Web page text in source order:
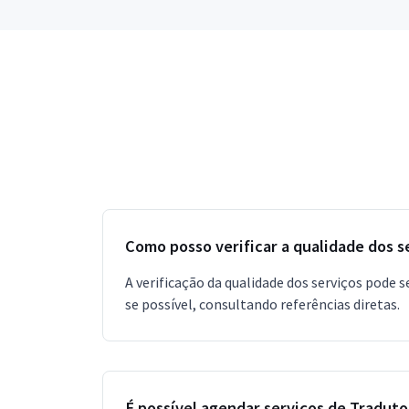
Como posso verificar a qualidade dos
A verificação da qualidade dos serviços
se possível, consultando referências diretas.